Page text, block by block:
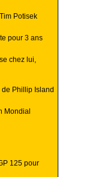
Potisek
pour 3 ans
chez lui,
Phillip Island
Mondial
125 pour